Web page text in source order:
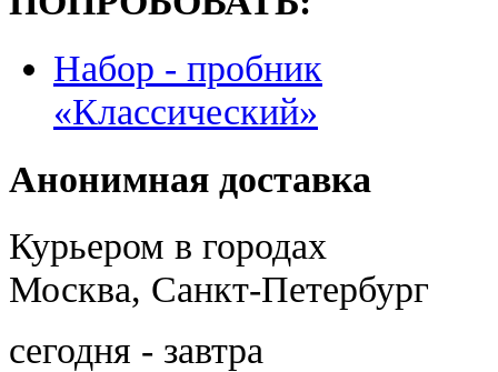
Набор - пробник
«Классический»
Анонимная доставка
Курьером в городах
Москва, Санкт-Петербург
сегодня - завтра